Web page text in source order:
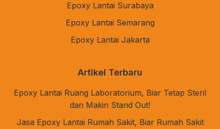
Epoxy Lantai Surabaya
Epoxy Lantai Semarang
Epoxy Lantai Jakarta
Artikel Terbaru
Epoxy Lantai Ruang Laboratorium, Biar Tetap Steril
dan Makin Stand Out!
Jasa Epoxy Lantai Rumah Sakit, Biar Rumah Sakit